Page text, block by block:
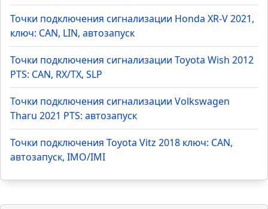
Точки подключения сигнализации Honda XR-V 2021,
ключ: CAN, LIN, автозапуск
Точки подключения сигнализации Toyota Wish 2012
PTS: CAN, RX/TX, SLP
Точки подключения сигнализации Volkswagen
Tharu 2021 PTS: автозапуск
Точки подключения Toyota Vitz 2018 ключ: CAN,
автозапуск, IMO/IMI